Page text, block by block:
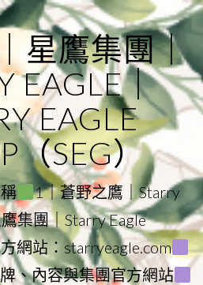
星鷹集團｜
EAGLE｜
EAGLE
（SEG）
1｜蒼野之鷹｜Starry
集團｜Starry Eagle
網站：starryeagle.com
、內容與集團官方網站